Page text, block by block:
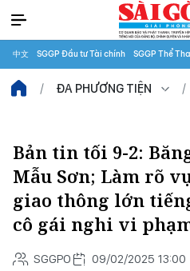
中文 SGGP Đầu tư Tài chính SGGP Thể
ĐA PHƯƠNG TIỆN
Bản tin tối 9-2:
Mẫu Sơn; Làm rõ
giao thông lớn
cô gái nghi vi
SGGPO 09/02/2025 13:00